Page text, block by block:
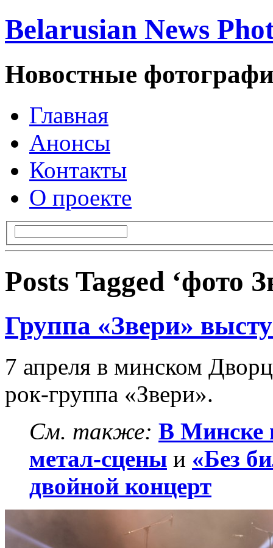
Belarusian News
Новостные
Главная
Анонсы
Контакты
О проекте
Posts Tagged ‘фото
Группа «Звери»
7 апреля в минском
рок-группа «Звери».
См. также: В Минске
метал-сцены и «Без
двойной концерт